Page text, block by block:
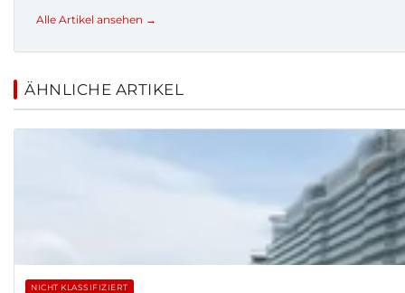
Alle Artikel ansehen →
ÄHNLICHE ARTIKEL
NICHT KLASSIFIZIERT